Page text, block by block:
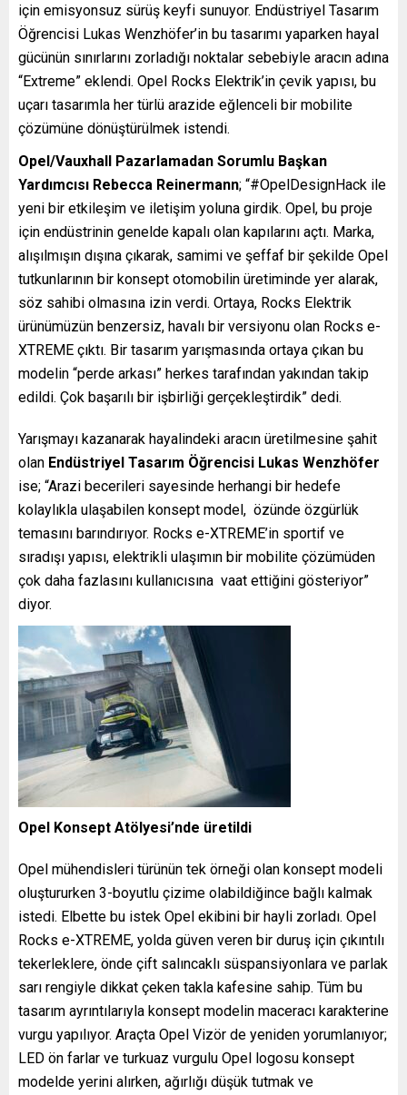
için emisyonsuz sürüş keyfi sunuyor. Endüstriyel Tasarım
Öğrencisi Lukas Wenzhöfer’in bu tasarımı yaparken hayal
gücünün sınırlarını zorladığı noktalar sebebiyle aracın adına
“Extreme” eklendi. Opel Rocks Elektrik’in çevik yapısı, bu
uçarı tasarımla her türlü arazide eğlenceli bir mobilite
çözümüne dönüştürülmek istendi.
Opel/Vauxhall Pazarlamadan Sorumlu Başkan
Yardımcısı Rebecca Reinermann; “#OpelDesignHack ile
yeni bir etkileşim ve iletişim yoluna girdik. Opel, bu proje
için endüstrinin genelde kapalı olan kapılarını açtı. Marka,
alışılmışın dışına çıkarak, samimi ve şeffaf bir şekilde Opel
tutkunlarının bir konsept otomobilin üretiminde yer alarak,
söz sahibi olmasına izin verdi. Ortaya, Rocks Elektrik
ürünümüzün benzersiz, havalı bir versiyonu olan Rocks e-
XTREME çıktı. Bir tasarım yarışmasında ortaya çıkan bu
modelin “perde arkası” herkes tarafından yakından takip
edildi. Çok başarılı bir işbirliği gerçekleştirdik” dedi.
Yarışmayı kazanarak hayalindeki aracın üretilmesine şahit
olan Endüstriyel Tasarım Öğrencisi Lukas Wenzhöfer
ise; “Arazi becerileri sayesinde herhangi bir hedefe
kolaylıkla ulaşabilen konsept model, özünde özgürlük
temasını barındırıyor. Rocks e-XTREME’in sportif ve
sıradışı yapısı, elektrikli ulaşımın bir mobilite çözümüden
çok daha fazlasını kullanıcısına vaat ettiğini gösteriyor”
diyor.
Opel Konsept Atölyesi’nde üretildi
Opel mühendisleri türünün tek örneği olan konsept modeli
oluştururken 3-boyutlu çizime olabildiğince bağlı kalmak
istedi. Elbette bu istek Opel ekibini bir hayli zorladı. Opel
Rocks e-XTREME, yolda güven veren bir duruş için çıkıntılı
tekerleklere, önde çift salıncaklı süspansiyonlara ve parlak
sarı rengiyle dikkat çeken takla kafesine sahip. Tüm bu
tasarım ayrıntılarıyla konsept modelin maceracı karakterine
vurgu yapılıyor. Araçta Opel Vizör de yeniden yorumlanıyor;
LED ön farlar ve turkuaz vurgulu Opel logosu konsept
modelde yerini alırken, ağırlığı düşük tutmak ve